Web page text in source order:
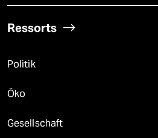
Ressorts
Politik
Öko
Gesellschaft